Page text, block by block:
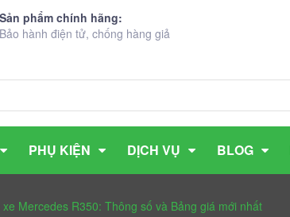
Sản phẩm chính hãng:
Bảo hành điện tử, chống hàng giả
PHỤ KIỆN DỊCH VỤ BLOG
xe Mercedes R350: Thông số và Bảng giá mới nhất